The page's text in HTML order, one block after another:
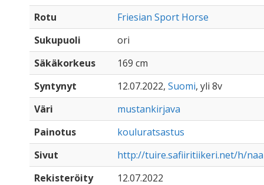
Rotu
Friesian Sport Horse
Sukupuoli
ori
Säkäkorkeus
169 cm
Syntynyt
12.07.2022, Suomi, yli 8v
Väri
mustankirjava
Painotus
kouluratsastus
Sivut
http://tuire.safiiritiikeri.net/h/
Rekisteröity
12.07.2022